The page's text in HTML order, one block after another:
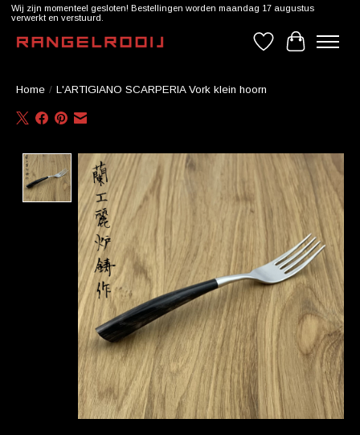
Wij zijn momenteel gesloten! Bestellingen worden maandag 17 augustus
verwerkt en verstuurd.
Verlanglijst
Home / L'ARTIGIANO SCARPERIA Vork klein hoorn
Product image slideshow Items